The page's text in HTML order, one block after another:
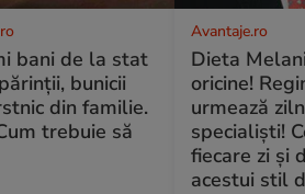
bani de la stat
bunicii
din familie.
trebuie să
Avantaje.ro
Dieta
oricine!
urmează
specialiști!
fiecare zi și
acestui stil